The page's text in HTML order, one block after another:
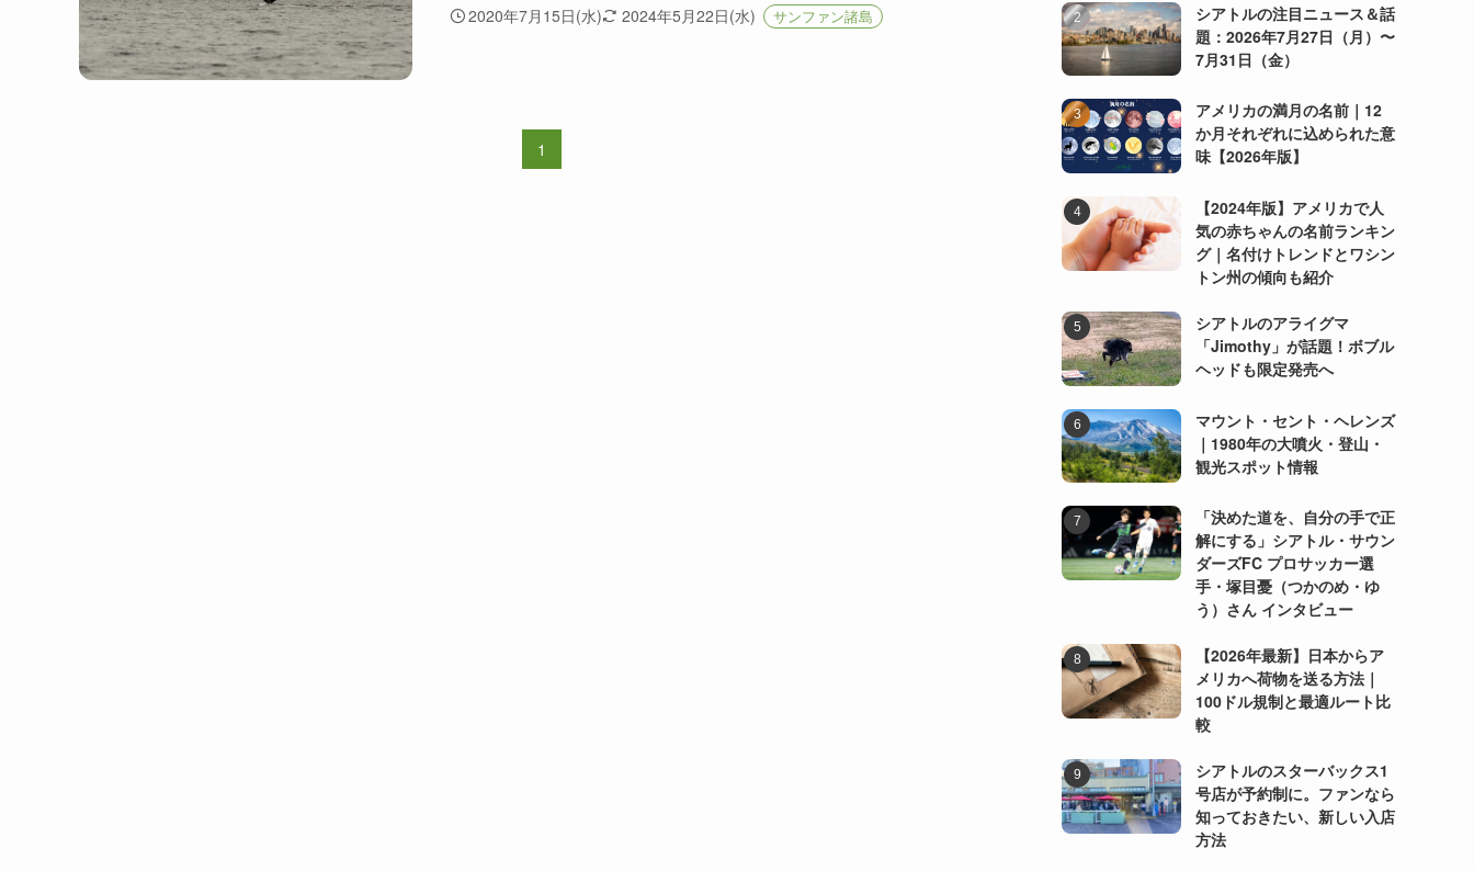
2020年7月15日(水) 2024年5月22日(水) サンファン諸島
1
シアトルの注目ニュース＆話
題：2026年7月27日（月）〜
7月31日（金）
アメリカの満月の名前｜12
か月それぞれに込められた意
味【2026年版】
【2024年版】アメリカで人
気の赤ちゃんの名前ランキン
グ｜名付けトレンドとワシン
トン州の傾向も紹介
シアトルのアライグマ
「Jimothy」が話題！ボブル
ヘッドも限定発売へ
マウント・セント・ヘレンズ
｜1980年の大噴火・登山・
観光スポット情報
「決めた道を、自分の手で正
解にする」シアトル・サウン
ダーズFC プロサッカー選
手・塚目憂（つかのめ・ゆ
う）さん インタビュー
【2026年最新】日本からア
メリカへ荷物を送る方法｜
100ドル規制と最適ルート比
較
シアトルのスターバックス1
号店が予約制に。ファンなら
知っておきたい、新しい入店
方法